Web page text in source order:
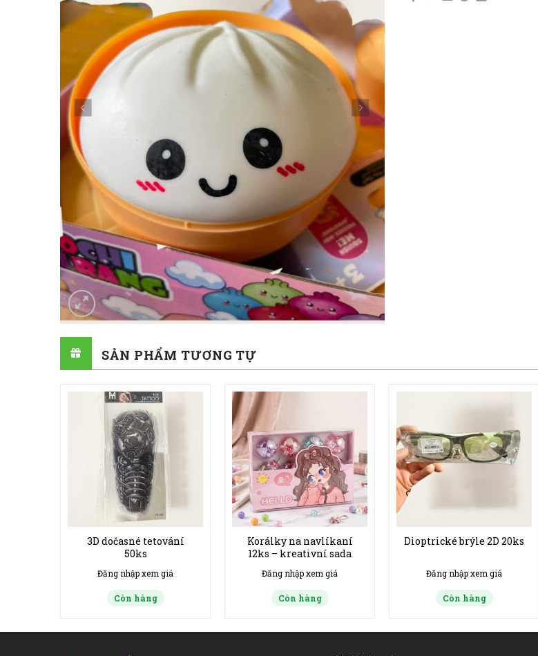
SẢN PHẨM TƯƠNG TỰ
3D dočasné tetování
50ks
Đăng nhập xem giá
Còn hàng
Korálky na navlíkaní
12ks – kreativní sada
Đăng nhập xem giá
Còn hàng
Dioptrické brýle 2D 20ks
Đăng nhập xem giá
Còn hàng